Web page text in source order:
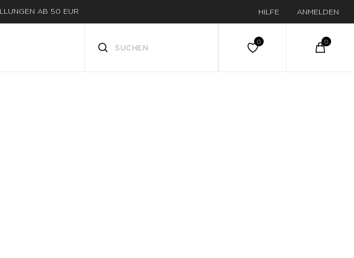
AB 50 EUR HILFE ANMELDEN